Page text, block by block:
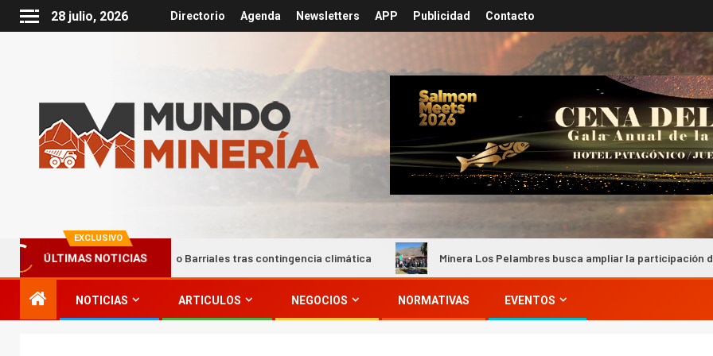
28 julio, 2026 Directorio Agenda Newsletters APP Publicidad Contacto
EXCLUSIVO
ÚLTIMAS NOTICIAS
del campamento Barriales tras contingencia climática Minera Los Pelambres busca ampliar la participación de
NOTICIAS ARTICULOS NEGOCIOS NORMATIVAS EVENTOS